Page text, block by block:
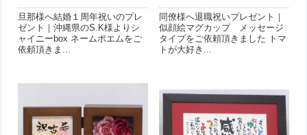
旦那様へ結婚１周年祝いのプレ
ゼント｜沖縄県のS.K様よりシ
ャイニーbox ネームポエムをご
依頼頂きま...
同僚様へ退職祝いプレゼント｜
似顔絵マグカップ メッセージ
タイプをご依頼頂きました トマ
トが大好き...